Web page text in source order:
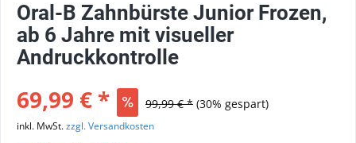
Oral-B Zahnbürste Junior Frozen,
ab 6 Jahre mit visueller
Andruckkontrolle
69,99 € * 99,99 € * (30% gespart)
inkl. MwSt.zzgl. Versandkosten